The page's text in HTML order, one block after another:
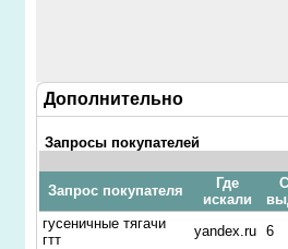
Дополнительно
Запросы покупателей
Запрос покупателя
Где
искали
гусеничные тягачи
гтт
yandex.ru 6